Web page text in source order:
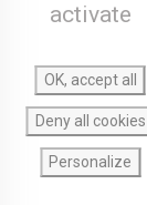
activate
OK, accept all
Deny all cookies
Personalize